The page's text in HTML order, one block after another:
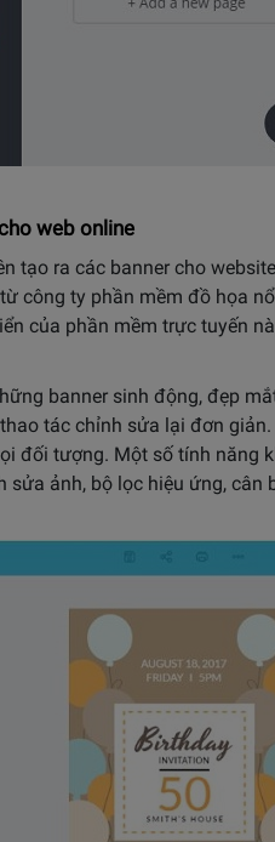
web online
tạo ra các banner cho
công ty phần mềm đồ họa
của phần mềm trực tuyến
banner sinh động, đẹp
tác chỉnh sửa lại đơn
đối tượng. Một số tính năng
ảnh, bộ lọc hiệu ứng, cân